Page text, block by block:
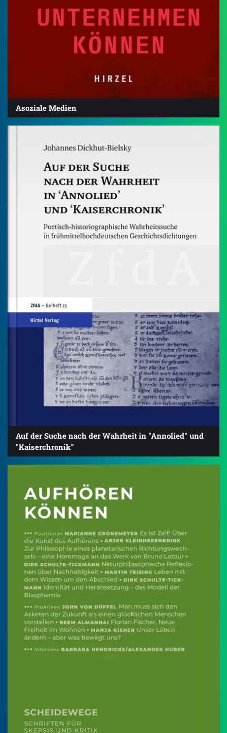
Asoziale Medien
Auf der Suche nach der Wahrheit in "Annolied" und
"Kaiserchronik"